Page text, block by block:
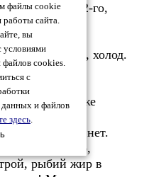
до марта 42-го,
Ладогу, я
Ленинграде.
Голод, холод.
год.
уже идет. Уже
И начались
нет, ничего нет.
случайно,
рыбий жир в
файлы cookie
работы сайта.
вы
условиями
файлов cookies.
с
и файлов
здесь.